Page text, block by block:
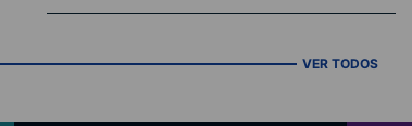
VER TODOS